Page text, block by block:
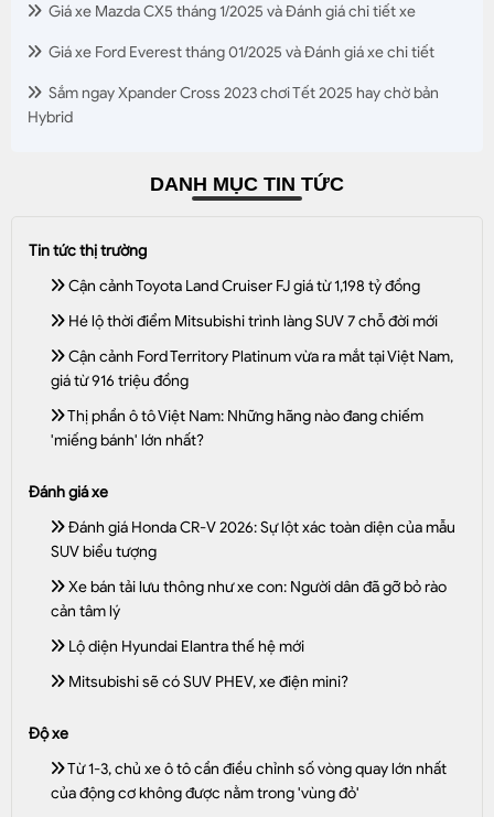
Giá xe Mazda CX5 tháng 1/2025 và Đánh giá chi tiết xe
Giá xe Ford Everest tháng 01/2025 và Đánh giá xe chi tiết
Sắm ngay Xpander Cross 2023 chơi Tết 2025 hay chờ bản
Hybrid
DANH MỤC TIN TỨC
Tin tức thị trường
Cận cảnh Toyota Land Cruiser FJ giá từ 1,198 tỷ đồng
Hé lộ thời điểm Mitsubishi trình làng SUV 7 chỗ đời mới
Cận cảnh Ford Territory Platinum vừa ra mắt tại Việt Nam,
giá từ 916 triệu đồng
Thị phần ô tô Việt Nam: Những hãng nào đang chiếm
'miếng bánh' lớn nhất?
Đánh giá xe
Đánh giá Honda CR-V 2026: Sự lột xác toàn diện của mẫu
SUV biểu tượng
Xe bán tải lưu thông như xe con: Người dân đã gỡ bỏ rào
cản tâm lý
Lộ diện Hyundai Elantra thế hệ mới
Mitsubishi sẽ có SUV PHEV, xe điện mini?
Độ xe
Từ 1-3, chủ xe ô tô cần điều chỉnh số vòng quay lớn nhất
của động cơ không được nằm trong 'vùng đỏ'